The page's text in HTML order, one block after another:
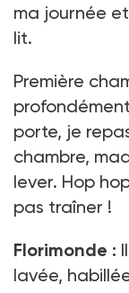
ma journée
lit.
Première
porte, je
chambre,
lever. Hop
pas traîner !
Florimonde :
lavée,